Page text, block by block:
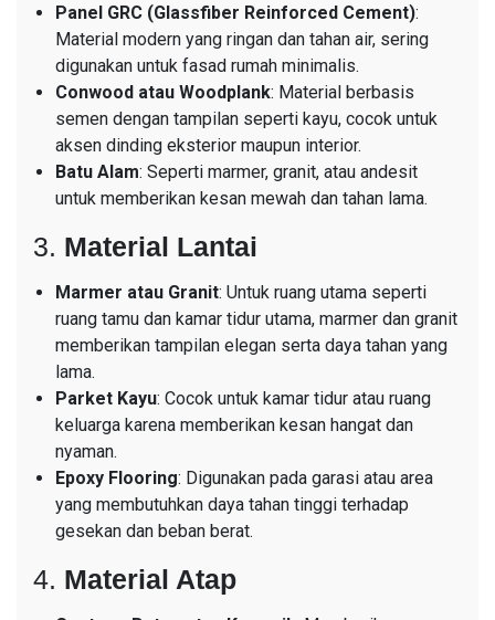
Panel GRC (Glassfiber Reinforced Cement):
Material modern yang ringan dan tahan air, sering
digunakan untuk fasad rumah minimalis.
Conwood atau Woodplank: Material berbasis
semen dengan tampilan seperti kayu, cocok untuk
aksen dinding eksterior maupun interior.
Batu Alam: Seperti marmer, granit, atau andesit
untuk memberikan kesan mewah dan tahan lama.
3. Material Lantai
Marmer atau Granit: Untuk ruang utama seperti
ruang tamu dan kamar tidur utama, marmer dan granit
memberikan tampilan elegan serta daya tahan yang
lama.
Parket Kayu: Cocok untuk kamar tidur atau ruang
keluarga karena memberikan kesan hangat dan
nyaman.
Epoxy Flooring: Digunakan pada garasi atau area
yang membutuhkan daya tahan tinggi terhadap
gesekan dan beban berat.
4. Material Atap